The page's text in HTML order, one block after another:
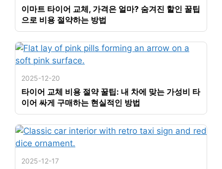
이마트 타이어 교체, 가격은 얼마? 숨겨진 할인 꿀팁
으로 비용 절약하는 방법
2025-12-20
타이어 교체 비용 절약 꿀팁: 내 차에 맞는 가성비 타
이어 싸게 구매하는 현실적인 방법
2025-12-17